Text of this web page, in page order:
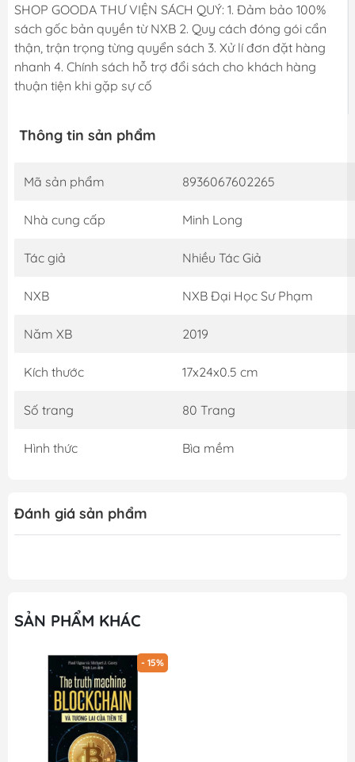
SHOP GOODA THƯ VIỆN SÁCH QUÝ: 1. Đảm bảo 100%
sách gốc bản quyền từ NXB 2. Quy cách đóng gói cẩn
thận, trận trọng từng quyển sách 3. Xử lí đơn đặt hàng
nhanh 4. Chính sách hỗ trợ đổi sách cho khách hàng
thuận tiện khi gặp sự cố
Thông tin sản phẩm
Mã sản phẩm 8936067602265
Nhà cung cấp Minh Long
Tác giả Nhiều Tác Giả
NXB NXB Đại Học Sư Phạm
Năm XB 2019
Kích thước 17x24x0.5 cm
Số trang 80 Trang
Hình thức Bìa mềm
Đánh giá sản phẩm
SẢN PHẨM KHÁC
- 15%